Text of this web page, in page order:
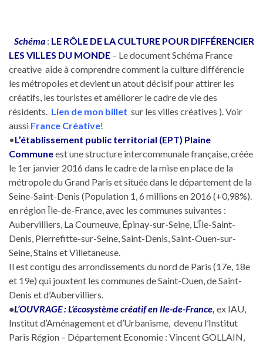
Schéma : LE RÔLE DE LA CULTURE POUR DIFFÉRENCIER
LES VILLES DU MONDE – Le document Schéma France
creative aide à comprendre comment la culture différencie
les métropoles et devient un atout décisif pour attirer les
créatifs, les touristes et améliorer le cadre de vie des
résidents. Lien de mon billet sur les villes créatives ). Voir
aussi France Créative!
•L’établissement public territorial (EPT) Plaine
Communeest une structure intercommunale française, créée
le 1er janvier 2016 dans le cadre de la mise en place de la
métropole du Grand Paris et située dans le département de la
Seine-Saint-Denis (Population 1, 6 millions en 2016 (+0,98%).
en région Île-de-France, avec les communes suivantes :
Aubervilliers, La Courneuve, Épinay-sur-Seine, L’Île-Saint-
Denis, Pierrefitte-sur-Seine, Saint-Denis, Saint-Ouen-sur-
Seine, Stains et Villetaneuse.
Il est contigu des arrondissements du nord de Paris (17e, 18e
et 19e) qui jouxtent les communes de Saint-Ouen, de Saint-
Denis et d’Aubervilliers.
•L’OUVRAGE : L’écosystème créatif en Ile-de-France ex IAU,
Institut d’Aménagement et d’Urbanisme, devenu l’Institut
Paris Région – Département Economie : Vincent GOLLAIN,